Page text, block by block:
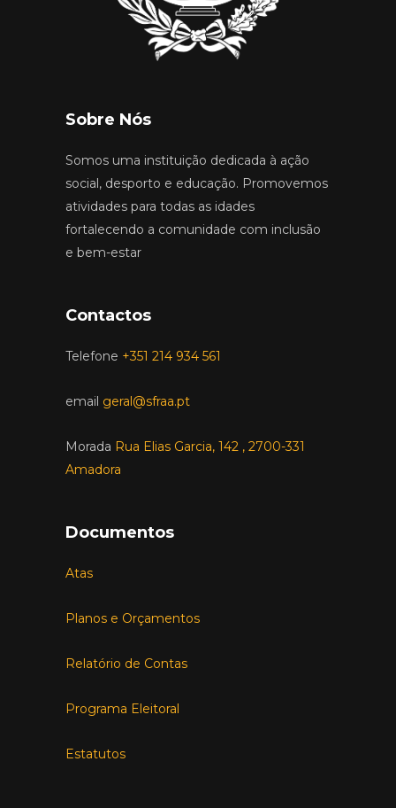
Sobre Nós
Somos uma instituição dedicada à ação
social, desporto e educação. Promovemos
atividades para todas as idades
fortalecendo a comunidade com inclusão
e bem-estar
Contactos
Telefone +351 214 934 561
email geral@sfraa.pt
Morada Rua Elias Garcia, 142 , 2700-331
Amadora
Documentos
Atas
Planos e Orçamentos
Relatório de Contas
Programa Eleitoral
Estatutos